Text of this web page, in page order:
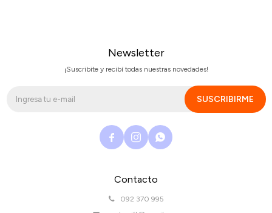
Contacto
092 370 995
Newsletter
¡Suscribite y recibí todas nuestras novedades!
SUSCRIBIRME
  